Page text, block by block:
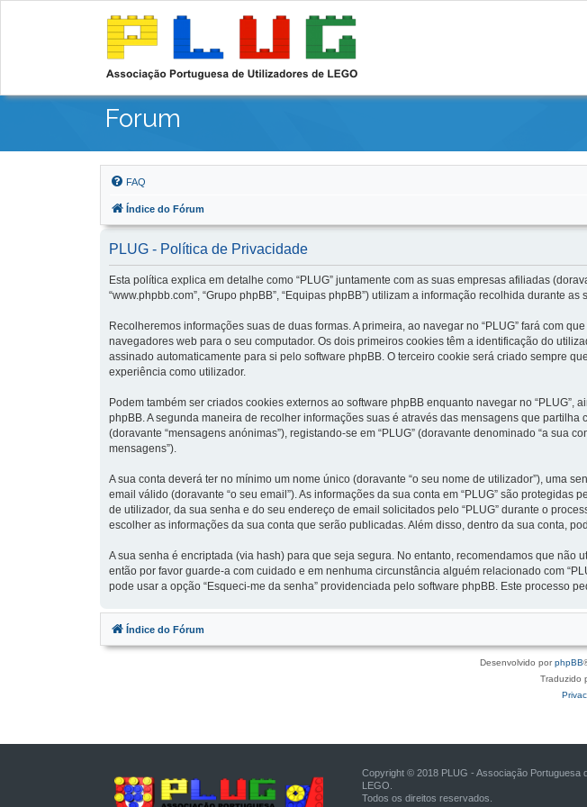
Forum
FAQ
Índice do Fórum
PLUG - Política de Privacidade
Esta política explica em detalhe como “PLUG” juntamente com as suas empresas afiliadas
“www.phpbb.com”, “Grupo phpBB”, “Equipas phpBB”) utilizam a informação recolhida durante
Recolheremos informações suas de duas formas. A primeira, ao navegar no “PLUG” fará com
navegadores web para o seu computador. Os dois primeiros cookies têm a identificação do
assinado automaticamente para si pelo software phpBB. O terceiro cookie será criado sempre
experiência como utilizador.
Podem também ser criados cookies externos ao software phpBB enquanto navegar no
phpBB. A segunda maneira de recolher informações suas é através das mensagens que
(doravante “mensagens anónimas”), registando-se em “PLUG” (doravante denominado “a sua
mensagens”).
A sua conta deverá ter no mínimo um nome único (doravante “o seu nome de utilizador”), uma
email válido (doravante “o seu email”). As informações da sua conta em “PLUG” são
de utilizador, da sua senha e do seu endereço de email solicitados pelo “PLUG” durante o
escolher as informações da sua conta que serão publicadas. Além disso, dentro da sua conta,
A sua senha é encriptada (via hash) para que seja segura. No entanto, recomendamos que não
então por favor guarde-a com cuidado e em nenhuma circunstância alguém relacionado com
pode usar a opção “Esqueci-me da senha” providenciada pelo software phpBB. Este processo
Índice do Fórum
Desenvolvido porphpBB
Traduzido
Copyright © 2018 PLUG - Associação Portuguesa
LEGO.
Todos os direitos reservados.